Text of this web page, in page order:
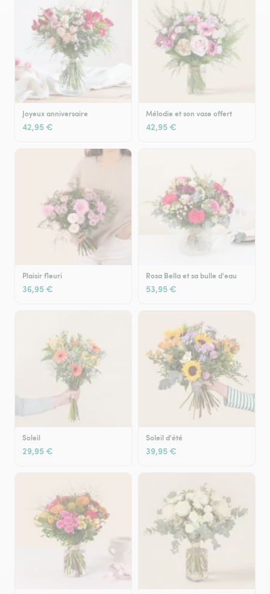
Joyeux anniversaire
42,95 €
Mélodie et son vase offert
42,95 €
Plaisir fleuri
36,95 €
Rosa Bella et sa bulle d'eau
53,95 €
Soleil
29,95 €
Soleil d'été
39,95 €